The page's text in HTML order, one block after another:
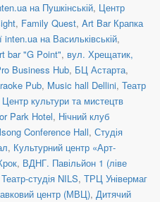
на Пушкінській, Центр
, Family Quest, Art Bar Крапка
inten.ua на Васильківській,
bar "G Point", вул. Хрещатик,
Business Hub, БЦ Астарта,
Pub, Music hall Dellini, Театр
Центр культури та мистецтв
Park Hotel, Нічний клуб
Conference Hall, Студія
, Культурний центр «Арт-
, ВДНГ. Павільйон 1 (ліве
Театр-студія NILS, ТРЦ Універмаг
центр (МВЦ), Дитячий